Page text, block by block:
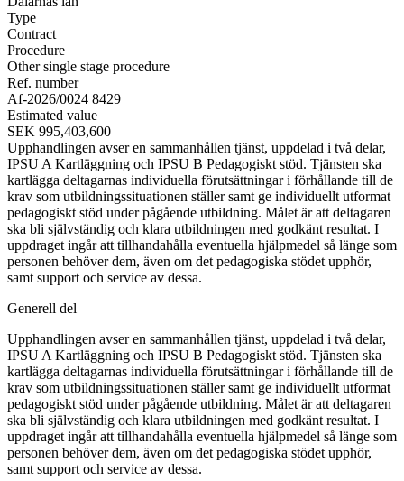
Type
Contract
Procedure
Other single stage procedure
Ref. number
Af-2026/0024 8429
Estimated value
SEK 995,403,600
Upphandlingen avser en sammanhållen tjänst, uppdelad i två delar,
IPSU A Kartläggning och IPSU B Pedagogiskt stöd. Tjänsten ska
kartlägga deltagarnas individuella förutsättningar i förhållande till de
krav som utbildningssituationen ställer samt ge individuellt utformat
pedagogiskt stöd under pågående utbildning. Målet är att deltagaren
ska bli självständig och klara utbildningen med godkänt resultat. I
uppdraget ingår att tillhandahålla eventuella hjälpmedel så länge som
personen behöver dem, även om det pedagogiska stödet upphör,
samt support och service av dessa.
Generell del
Upphandlingen avser en sammanhållen tjänst, uppdelad i två delar,
IPSU A Kartläggning och IPSU B Pedagogiskt stöd. Tjänsten ska
kartlägga deltagarnas individuella förutsättningar i förhållande till de
krav som utbildningssituationen ställer samt ge individuellt utformat
pedagogiskt stöd under pågående utbildning. Målet är att deltagaren
ska bli självständig och klara utbildningen med godkänt resultat. I
uppdraget ingår att tillhandahålla eventuella hjälpmedel så länge som
personen behöver dem, även om det pedagogiska stödet upphör,
samt support och service av dessa.